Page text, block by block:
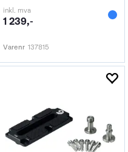
inkl. mva
1 239,-
Varenr 137815